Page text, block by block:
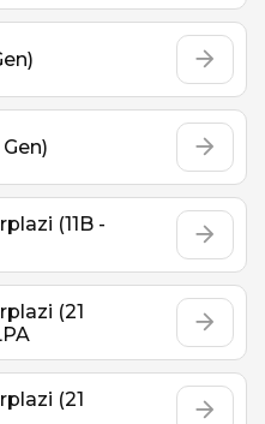
(11B -
(21
(21